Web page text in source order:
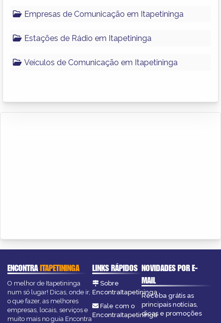
Empresas de Comunicação em Itapetininga
Estações de Rádio em Itapetininga
Veículos de Comunicação em Itapetininga
ENCONTRAITAPETININGA
O melhor de Itapetininga
num só lugar! Dicas, onde ir,
o que fazer, as melhores
empresas, locais, serviços e
muito mais no guia Encontra
LINKS RÁPIDOS
Sobre
EncontraItapetininga
Fale com o
EncontraItapetininga
NOVIDADES POR E-
MAIL
Receba grátis as
principais notícias,
dicas e promoções